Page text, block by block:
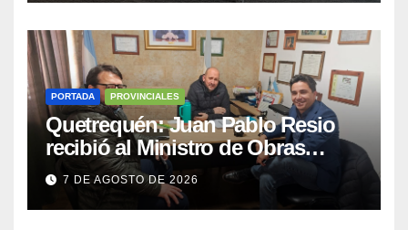
PORTADA PROVINCIALES
Quetrequén: Juan Pablo Resio
recibió al Ministro de Obras
Públicas y al Presidente de
Vialidad para recorrer la ruta a
Villa Huidobro
7 DE AGOSTO DE 2026